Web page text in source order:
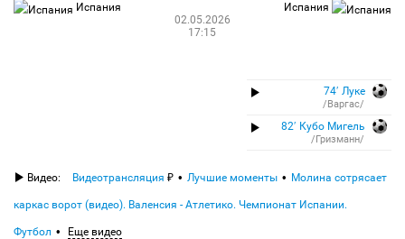
Испания
02.05.2026
17:15
Испания
74′ Луке
/Варгас/
82′ Кубо Мигель
/Гризманн/
Видео: Видеотрансляция Лучшие моменты Молина сотрясает
каркас ворот (видео). Валенсия - Атлетико. Чемпионат Испании.
Футбол Еще видео